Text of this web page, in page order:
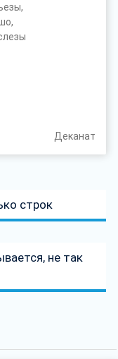
Деканат
строк
не так